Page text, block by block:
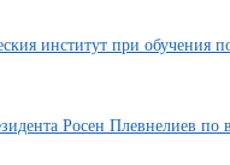
институт при обучения
Росен Плевнелиев